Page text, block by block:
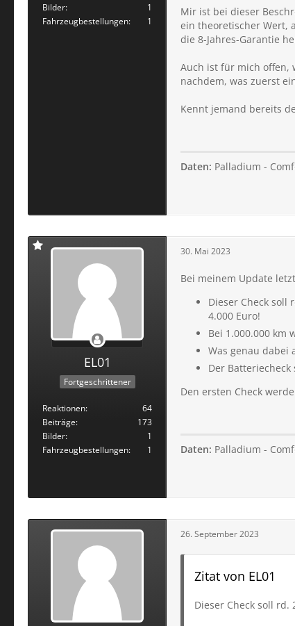
Bilder
1
Fahrzeugbestellungen
1
Mir ist bei dieser
ein theoretischer Wert,
die 8-Jahres-Garantie
Auch ist für mich offen,
nachdem, was zuerst
Kennt jemand bereits
Daten: Palladium -
EL01
Fortgeschrittener
Reaktionen
64
Beiträge
173
Bilder
1
Fahrzeugbestellungen
1
30. Mai 2023
Bei meinem Update
Dieser Check soll
4.000 Euro!
Bei 1.000.000 km
Was genau
Der
Den ersten Check
Daten: Palladium -
26. September 2023
Zitat von EL01
Dieser Check soll rd.